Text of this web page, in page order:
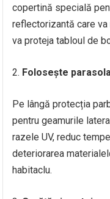
copertină specială
reflectorizantă care
va proteja tabloul de
Folosește
Pe lângă protecția
pentru geamurile
razele UV, reduc
deteriorarea
habitaclu.